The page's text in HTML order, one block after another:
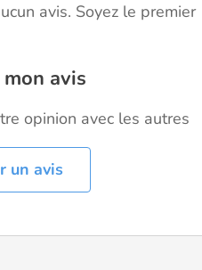
avis. Soyez le premier
avis
opinion avec les autres
un avis